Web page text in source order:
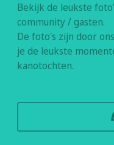
Bekijk de leukste
community / gasten.
De foto's zijn door
je de leukste
kanotochten.